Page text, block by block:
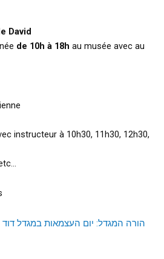
David
de 10h à 18h au musée avec au
instructeur à 10h30, 11h30, 12h30,
הורה המגדל: יום העצמאות במגדל דוד